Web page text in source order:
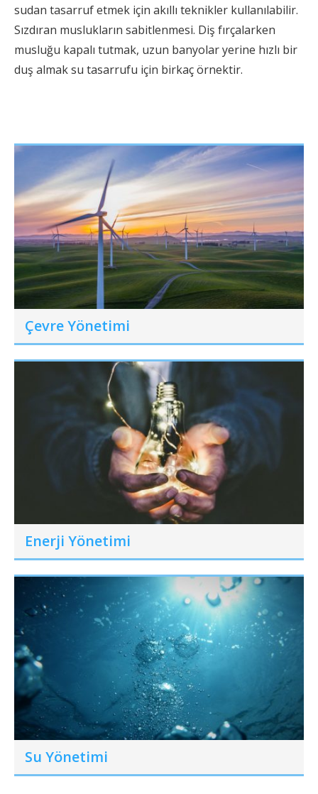
sudan tasarruf etmek için akıllı teknikler kullanılabilir.
Sızdıran muslukların sabitlenmesi. Diş fırçalarken
musluğu kapalı tutmak, uzun banyolar yerine hızlı bir
duş almak su tasarrufu için birkaç örnektir.
Çevre Yönetimi
Enerji Yönetimi
Su Yönetimi